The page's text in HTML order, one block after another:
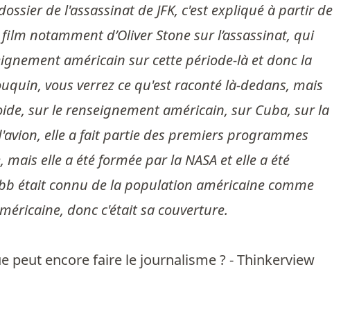
de l'assassinat de JFK, c'est expliqué à partir de
notamment d’Oliver Stone sur l’assassinat, qui
américain sur cette période-là et donc la
vous verrez ce qu'est raconté là-dedans, mais
sur le renseignement américain, sur Cuba, sur la
elle a fait partie des premiers programmes
elle a été formée par la NASA et elle a été
était connu de la population américaine comme
donc c'était sa couverture.
peut encore faire le journalisme ? - Thinkerview